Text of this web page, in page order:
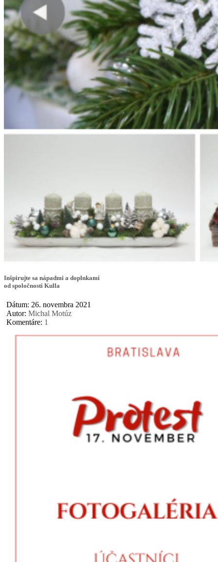
Inšpirujte sa nápadmi a doplnkami
od spoločnosti Kulla
Dátum: 26. novembra 2021
Autor: Michal Motúz
Komentáre: 1